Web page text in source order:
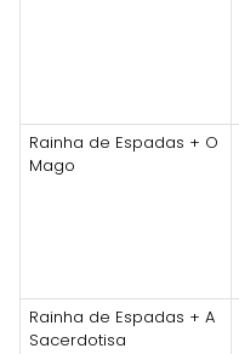
Rainha de Espadas + O
Mago
Rainha de Espadas + A
Sacerdotisa